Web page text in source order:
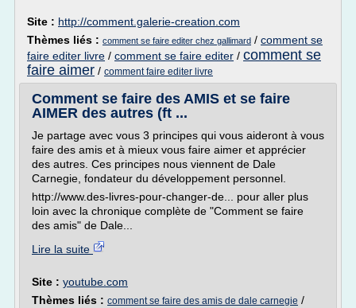
Site : http://comment.galerie-creation.com
Thèmes liés : comment se faire editer chez gallimard / comment se
faire editer livre / comment se faire editer / comment se
faire aimer / comment faire editer livre
Comment se faire des AMIS et se faire
AIMER des autres (ft ...
Je partage avec vous 3 principes qui vous aideront à vous
faire des amis et à mieux vous faire aimer et apprécier
des autres. Ces principes nous viennent de Dale
Carnegie, fondateur du développement personnel.
http://www.des-livres-pour-changer-de... pour aller plus
loin avec la chronique complète de "Comment se faire
des amis" de Dale...
Lire la suite
Site : youtube.com
Thèmes liés : comment se faire des amis de dale carnegie /